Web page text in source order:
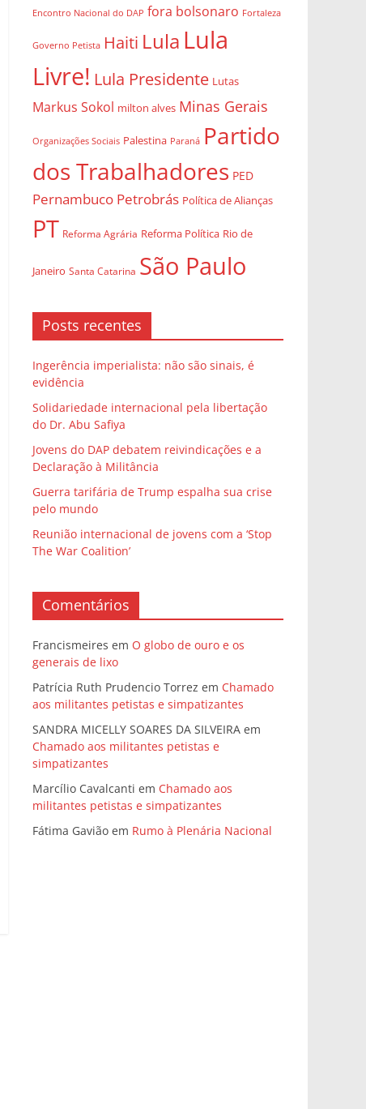
Encontro Nacional do DAP fora bolsonaro Fortaleza
Governo Petista Haiti Lula Lula
Livre! Lula Presidente Lutas
Markus Sokol milton alves Minas Gerais
Organizações Sociais Palestina Paraná Partido
dos Trabalhadores PED
Pernambuco Petrobrás Política de Alianças
PT Reforma Agrária Reforma Política Rio de
Janeiro Santa Catarina São Paulo
Posts recentes
Ingerência imperialista: não são sinais, é
evidência
Solidariedade internacional pela libertação
do Dr. Abu Safiya
Jovens do DAP debatem reivindicações e a
Declaração à Militância
Guerra tarifária de Trump espalha sua crise
pelo mundo
Reunião internacional de jovens com a ‘Stop
The War Coalition’
Comentários
Francismeires em O globo de ouro e os
generais de lixo
Patrícia Ruth Prudencio Torrez em Chamado
aos militantes petistas e simpatizantes
SANDRA MICELLY SOARES DA SILVEIRA em
Chamado aos militantes petistas e
simpatizantes
Marcílio Cavalcanti em Chamado aos
militantes petistas e simpatizantes
Fátima Gavião em Rumo à Plenária Nacional